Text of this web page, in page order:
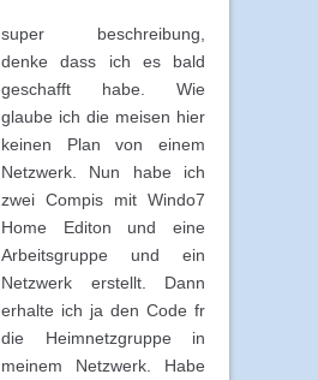
super beschreibung,
denke dass ich es bald
geschafft habe. Wie
glaube ich die meisen hier
keinen Plan von einem
Netzwerk. Nun habe ich
zwei Compis mit Windo7
Home Editon und eine
Arbeitsgruppe und ein
Netzwerk erstellt. Dann
erhalte ich ja den Code fr
die Heimnetzgruppe in
meinem Netzwerk. Habe